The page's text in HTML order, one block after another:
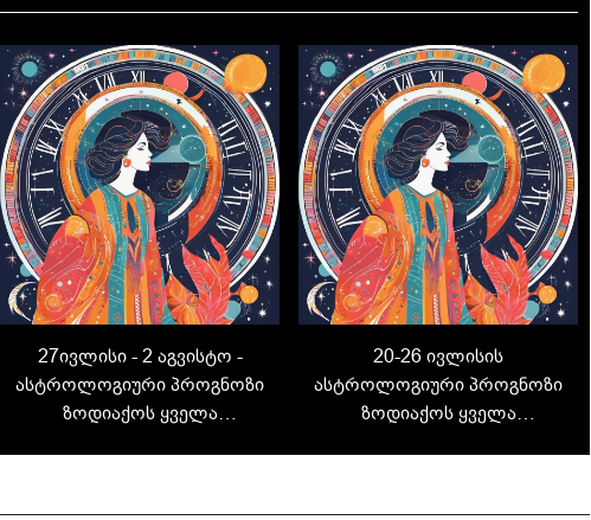
27ივლისი - 2 აგვისტო -
ასტროლოგიური პროგნოზი
ზოდიაქოს ყველა
20-26 ივლისის
ასტროლოგიური პროგნოზი
ზოდიაქოს ყველა